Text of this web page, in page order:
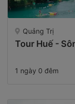
Quảng Trị
Tour Huế -
1 ngày 0 đêm